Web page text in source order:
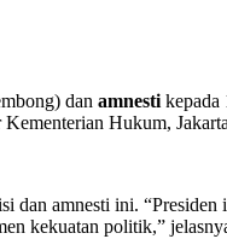
dan amnesti kepada
Hukum,
dan amnesti ini. “Presiden
kekuatan politik,”